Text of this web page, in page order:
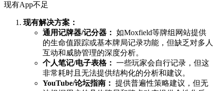
现有App不足
现有解决方案：
通用记牌器/记分器： 如Moxfield等牌组网站提供
的生命值跟踪或基本牌局记录功能，但缺乏对多人
互动和威胁管理的深度分析。
个人笔记/电子表格： 一些玩家会自行记录，但这
非常耗时且无法提供结构化的分析和建议。
YouTube/论坛指南： 提供普遍性策略建议，但无